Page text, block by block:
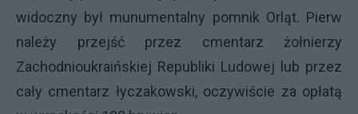
widoczny był munumentalny pomnik Orląt. Pierw
należy przejść przez cmentarz żołnierzy
Zachodnioukraińskiej Republiki Ludowej lub przez
cały cmentarz łyczakowski, oczywiście za opłatą